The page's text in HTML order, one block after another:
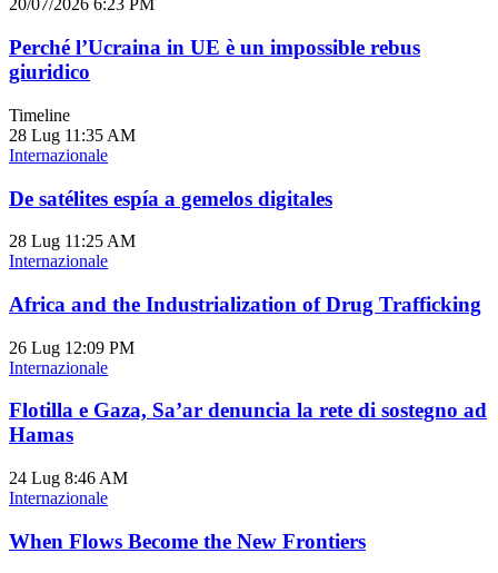
20/07/2026 6:23 PM
Perché l’Ucraina in UE è un impossible rebus
giuridico
Timeline
28 Lug 11:35 AM
Internazionale
De satélites espía a gemelos digitales
28 Lug 11:25 AM
Internazionale
Africa and the Industrialization of Drug Trafficking
26 Lug 12:09 PM
Internazionale
Flotilla e Gaza, Sa’ar denuncia la rete di sostegno ad
Hamas
24 Lug 8:46 AM
Internazionale
When Flows Become the New Frontiers